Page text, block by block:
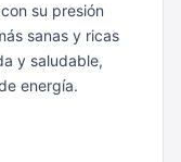
su presión
sanas y ricas
y saludable,
energía.